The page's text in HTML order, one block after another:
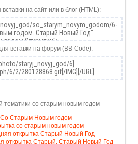
на сайт или в блог (HTML):
вставки на форум (BB-Code):
тематики со старым новым годом
Со Старым Новым годом
со старым новым годом
открытка Старый Новый Год
открытка Старый, Старый Новый Год